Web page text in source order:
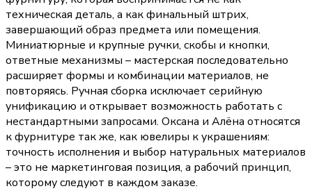
техническая деталь, а как финальный штрих,
завершающий образ предмета или помещения.
Миниатюрные и крупные ручки, скобы и кнопки,
ответные механизмы – мастерская последовательно
расширяет формы и комбинации материалов, не
повторяясь. Ручная сборка исключает серийную
унификацию и открывает возможность работать с
нестандартными запросами. Оксана и Алёна относятся
к фурнитуре так же, как ювелиры к украшениям:
точность исполнения и выбор натуральных материалов
– это не маркетинговая позиция, а рабочий принцип,
которому следуют в каждом заказе.